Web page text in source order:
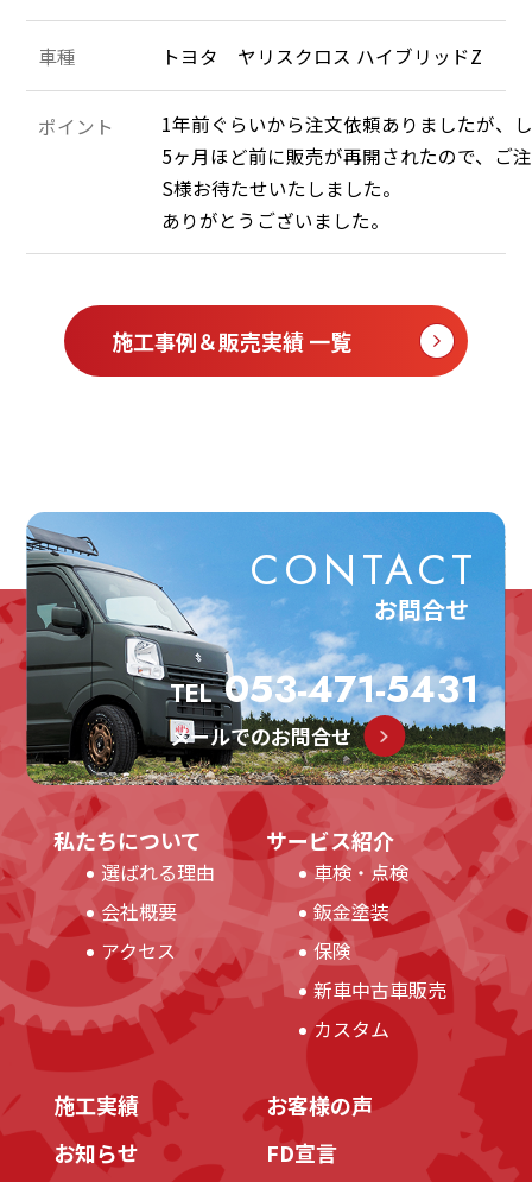
車種 トヨタ ヤリスクロス ハイブリッドZ
ポイント
1年前ぐらいから注文依頼ありましたが、
5ヶ月ほど前に販売が再開されたので、ご
S様お待たせいたしました。
ありがとうございました。
施工事例＆販売実績 一覧
CONTACT
お問合せ
TEL053-471-5431
メールでのお問合せ
私たちについて
選ばれる理由
会社概要
アクセス
サービス紹介
車検・点検
鈑金塗装
保険
新車中古車販売
カスタム
施工実績
お客様の声
お知らせ
FD宣言